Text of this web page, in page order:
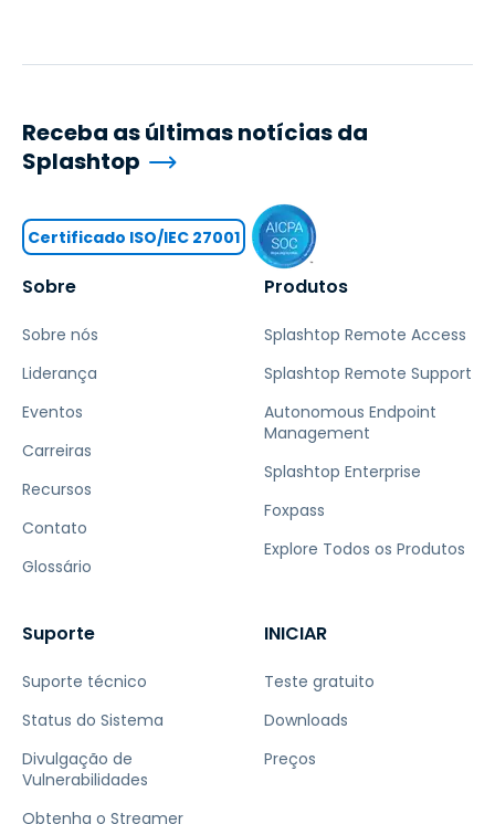
Sobre
Sobre nós
Liderança
Eventos
Carreiras
Recursos
Contato
Glossário
Produtos
Splashtop Remote Access
Splashtop Remote Support
Autonomous Endpoint
Management
Splashtop Enterprise
Foxpass
Explore Todos os Produtos
Suporte
Suporte técnico
Status do Sistema
Divulgação de
Vulnerabilidades
Obtenha o Streamer
INICIAR
Teste gratuito
Downloads
Preços
Receba as últimas notícias da
Splashtop
Certificado ISO/IEC 27001